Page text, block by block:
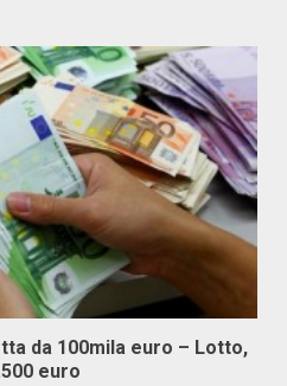
da 100mila euro – Lotto,
euro